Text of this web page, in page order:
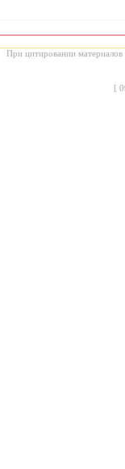
При цитировании материалов
[